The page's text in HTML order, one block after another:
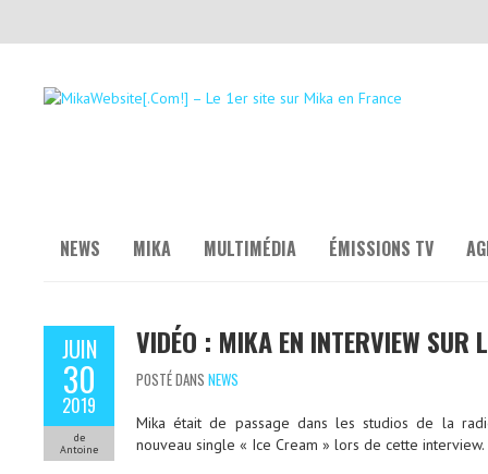
NEWS MIKA MULTIMÉDIA ÉMISSIONS TV
JUIN
30
2019
de
Antoine
VIDÉO : MIKA EN INTERVIEW SUR
POSTÉ DANS NEWS
Mika était de passage dans les studios de la
nouveau single « Ice Cream » lors de cette interview.